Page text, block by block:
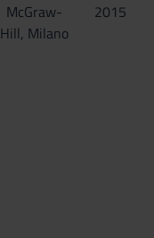
McGraw-
Hill, Milano
2015